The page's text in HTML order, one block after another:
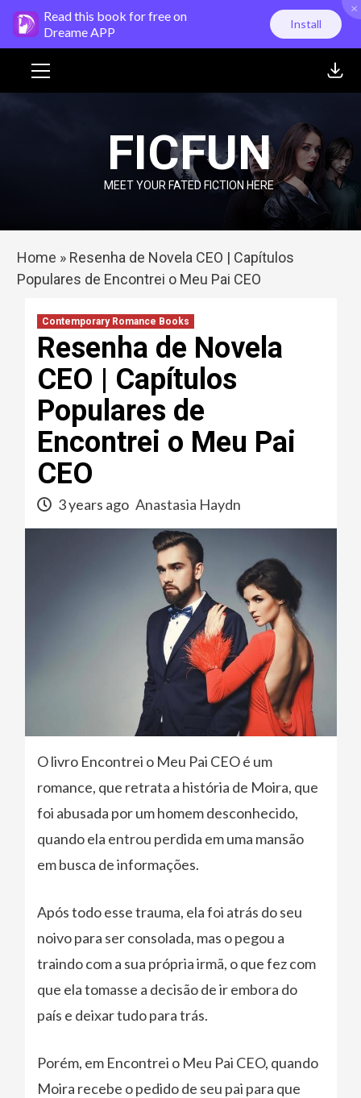
Skip
content
Read this book for free on
Dreame APP
Install
×
Menu
FICFUN
MEET YOUR FATED FICTION HERE
Home » Resenha de Novela CEO | Capítulos
Populares de Encontrei o Meu Pai CEO
Contemporary Romance Books
Resenha de Novela
CEO | Capítulos
Populares de
Encontrei o Meu Pai
CEO
3 years ago Anastasia Haydn
O livro Encontrei o Meu Pai CEO é um
romance, que retrata a história de Moira, que
foi abusada por um homem desconhecido,
quando ela entrou perdida em uma mansão
em busca de informações.
Após todo esse trauma, ela foi atrás do seu
noivo para ser consolada, mas o pegou a
traindo com a sua própria irmã, o que fez com
que ela tomasse a decisão de ir embora do
país e deixar tudo para trás.
Porém, em Encontrei o Meu Pai CEO, quando
Moira recebe o pedido de seu pai para que